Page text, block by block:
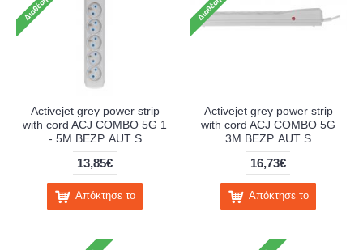
Activejet grey power strip
with cord ACJ COMBO 5G 1
- 5M BEZP. AUT S
13,85€
Απόκτησε το
Activejet grey power strip
with cord ACJ COMBO 5G
3M BEZP. AUT S
16,73€
Απόκτησε το